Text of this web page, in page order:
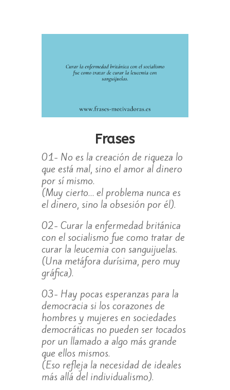
Frases
01- No es la creación de riqueza lo
que está mal, sino el amor al dinero
por sí mismo.
(Muy cierto… el problema nunca es
el dinero, sino la obsesión por él).
02- Curar la enfermedad británica
con el socialismo fue como tratar de
curar la leucemia con sanguijuelas.
(Una metáfora durísima, pero muy
gráfica).
03- Hay pocas esperanzas para la
democracia si los corazones de
hombres y mujeres en sociedades
democráticas no pueden ser tocados
por un llamado a algo más grande
que ellos mismos.
(Eso refleja la necesidad de ideales
más allá del individualismo).